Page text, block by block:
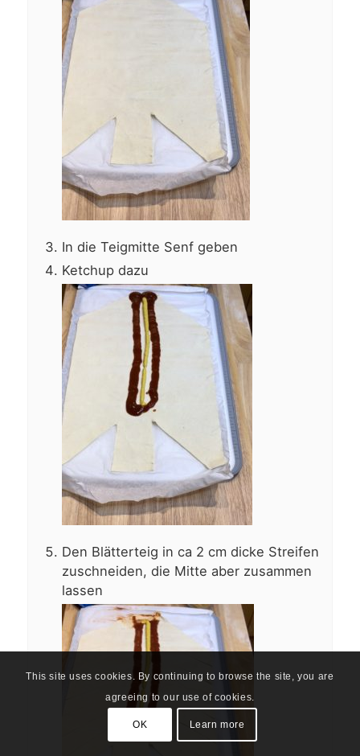
In die Teigmitte Senf geben
Ketchup dazu
Den Blätterteig in ca 2 cm dicke Streifen
zuschneiden, die Mitte aber zusammen
lassen
This site uses cookies. By continuing to browse the site, you are
agreeing to our use of cookies.
OK Learn more